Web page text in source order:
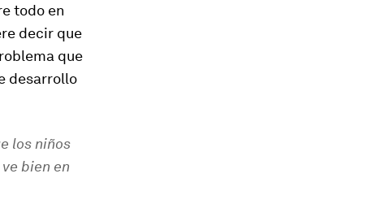
todo en
decir que
que
desarrollo
los niños
bien en